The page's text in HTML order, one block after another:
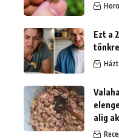
Ezt a
alig